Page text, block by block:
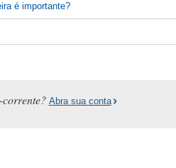
é importante?
Abra sua conta